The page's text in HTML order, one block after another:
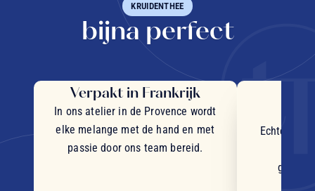
KRUIDENTHEE
bijna perfect
Verpakt in Frankrijk
In ons atelier in de Provence wordt
elke melange met de hand en met
passie door ons team bereid.
Echte